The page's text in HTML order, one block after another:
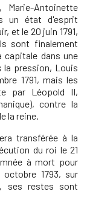
Antoinette
un état d'esprit
et le 20 juin 1791,
sont finalement
capitale dans une
la pression, Louis
1791, mais les
par Léopold II,
contre la
la reine.
transférée à la
du roi le 21
à mort pour
1793, sur
ses restes sont